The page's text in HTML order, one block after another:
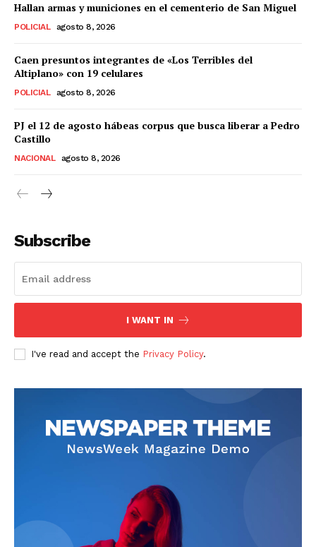
Nosotros
Hallan armas y municiones en el cementerio de San Miguel
POLICIAL agosto 8, 2026
Caen presuntos integrantes de «Los Terribles del
Altiplano» con 19 celulares
POLICIAL agosto 8, 2026
PJ el 12 de agosto hábeas corpus que busca liberar a Pedro
Castillo
NACIONAL agosto 8, 2026
Subscribe
I WANT IN
I've read and accept the Privacy Policy.